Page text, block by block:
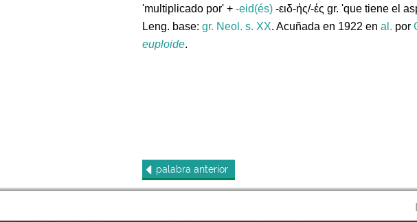
'multiplicado por' + -eid(és) -ειδ-ής/-ές gr. 'que tiene el
Leng. base: gr. Neol. s. XX. Acuñada en 1922 en al. por
euploide.
palabra anterior